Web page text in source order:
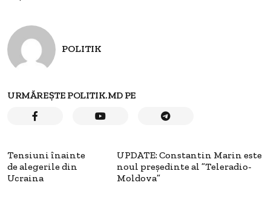
POLITIK
URMĂREȘTE POLITIK.MD PE
Tensiuni înainte
de alegerile din
Ucraina
UPDATE: Constantin Marin este
noul preşedinte al ”Teleradio-
Moldova”